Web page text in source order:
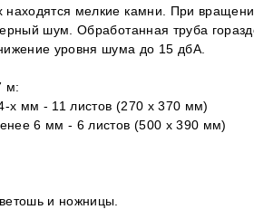
находятся мелкие камни. При
шум. Обработанная труба
уровня шума до 15 дбА.
м:
х мм - 11 листов (270 х 370 мм)
6 мм - 6 листов (500 х 390 мм)
и ножницы.